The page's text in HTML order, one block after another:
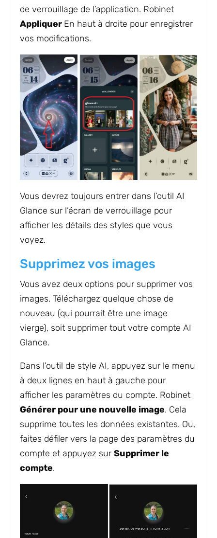
de verrouillage de l’application. Robinet
Appliquer En haut à droite pour enregistrer
vos modifications.
Vous devrez toujours entrer dans l’outil AI
Glance sur l’écran de verrouillage pour
afficher les détails des styles que vous
voyez.
Supprimez vos images
Vous avez deux options pour supprimer vos
images. Téléchargez quelque chose de
nouveau (qui pourrait être une image
vierge), soit supprimer tout votre compte AI
Glance.
Dans l’outil de style AI, appuyez sur le menu
à deux lignes en haut à gauche pour
afficher les paramètres du compte. Robinet
Générer pour une nouvelle image. Cela
supprime toutes les données existantes. Ou,
faites défiler vers la page des paramètres du
compte et appuyez sur Supprimer le
compte.